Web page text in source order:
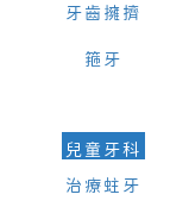
牙齒擁擠
箍牙
兒童牙科
治療蛀牙